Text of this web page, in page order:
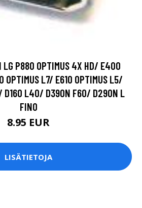
LG P880 OPTIMUS 4X HD/ E400
OPTIMUS L7/ E610 OPTIMUS L5/
D160 L40/ D390N F60/ D290N L
FINO
8.95 EUR
LISÄTIETOJA